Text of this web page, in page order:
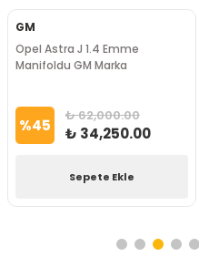
GM
Opel Astra J 1.4 Emme
Manifoldu GM Marka
%45 ₺ 62,000.00
₺ 34,250.00
Sepete Ekle